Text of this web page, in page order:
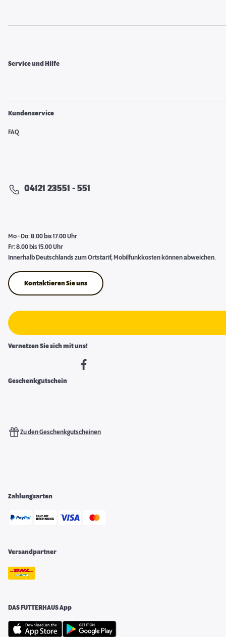
Service und Hilfe
Kundenservice
FAQ
04121 23551 - 551
Mo - Do: 8.00 bis 17.00 Uhr
Fr: 8.00 bis 15.00 Uhr
Innerhalb Deutschlands zum Ortstarif, Mobilfunkkosten können abweichen.
Kontaktieren Sie uns
Vernetzen Sie sich mit uns!
Geschenkgutschein
Zu den Geschenkgutscheinen
Zahlungsarten
Versandpartner
DAS FUTTERHAUS App